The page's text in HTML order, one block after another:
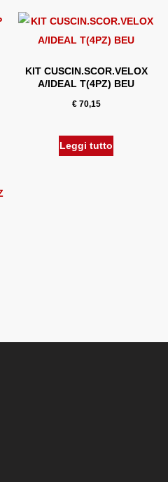
KIT CUSCIN.SCOR.VELOX
A/IDEAL T(4PZ) BEU
€70,15
Leggi tutto